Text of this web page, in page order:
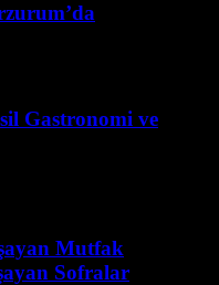
Gastronomi ve
Mutfak
Sofralar